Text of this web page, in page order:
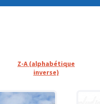
Z-A (alphabétique
inverse)